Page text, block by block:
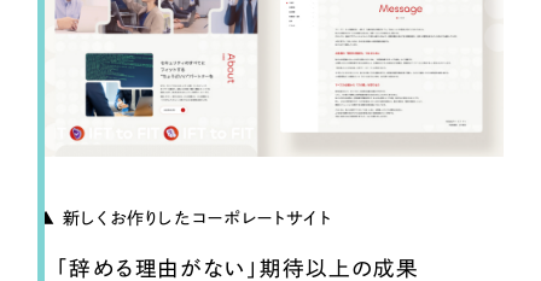
▲ 新しくお作りしたコーポレートサイト
「辞める理由がない」期待以上の成果